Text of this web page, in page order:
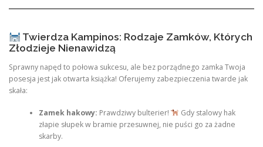
Twierdza Kampinos: Rodzaje Zamków, Których
Złodzieje Nienawidzą
Sprawny napęd to połowa sukcesu, ale bez porządnego zamka Twoja
posesja jest jak otwarta książka! Oferujemy zabezpieczenia twarde jak
skała:
Zamek hakowy: Prawdziwy bulterier!
Gdy stalowy hak
złapie słupek w bramie przesuwnej, nie puści go za żadne
skarby.